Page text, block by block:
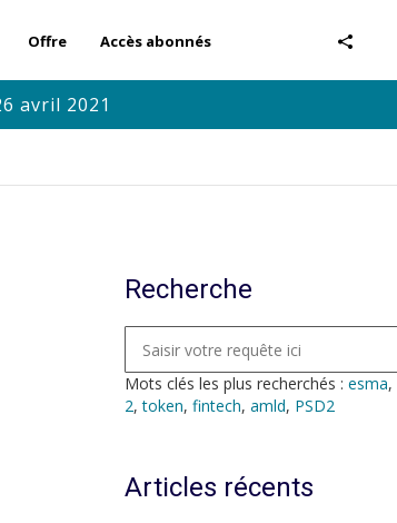
Offre Accès abonnés
avril 2021
Recherche
Mots clés les plus recherchés : esma,
2,token, fintech, amld, PSD2
Articles récents